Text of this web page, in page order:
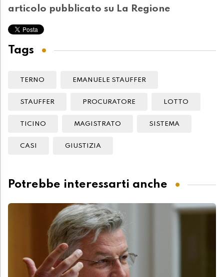
articolo pubblicato su La Regione
Tags
TERNO EMANUELE STAUFFER
STAUFFER PROCURATORE LOTTO
TICINO MAGISTRATO SISTEMA
CASI GIUSTIZIA
Potrebbe interessarti anche